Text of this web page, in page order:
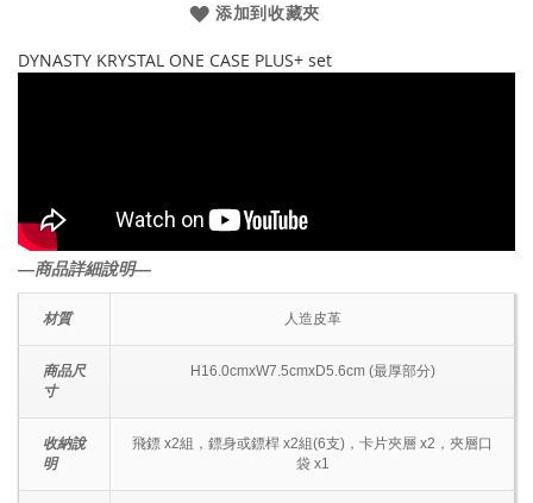
添加到收藏夾
DYNASTY KRYSTAL ONE CASE PLUS+ set
―商品詳細說明―
材質 人造皮革
商品尺
寸
H16.0cmxW7.5cmxD5.6cm (最厚部分)
收納說
明
飛鏢 x2組，鏢身或鏢桿 x2組(6支)，卡片夾層 x2，夾層口
袋 x1